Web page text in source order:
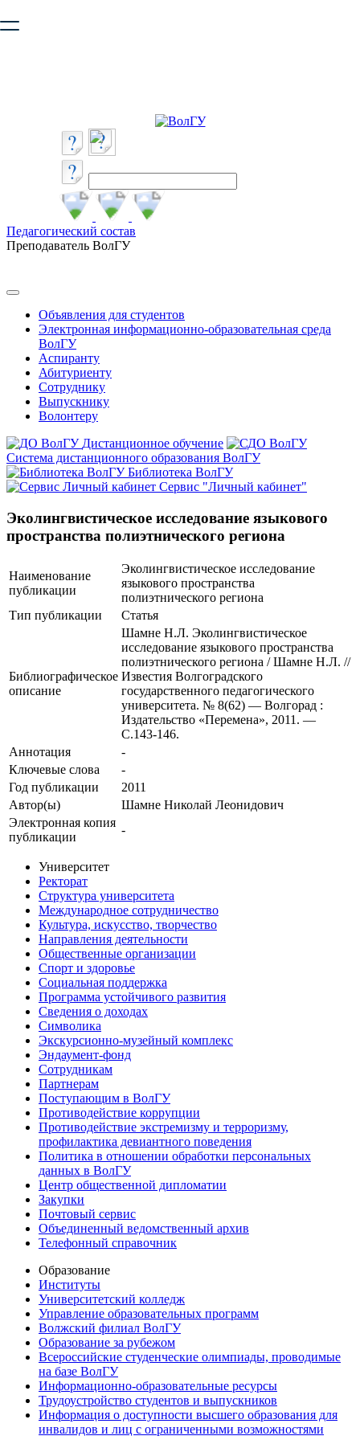
безопасную работу с сайтом. Пожалуйста
Педагогический состав
Преподаватель ВолГУ
Объявления для студентов
Электронная информационно-образовательная среда
ВолГУ
Аспиранту
Абитуриенту
Сотруднику
Выпускнику
Волонтеру
Дистанционное обучение
Система дистанционного образования ВолГУ
Библиотека ВолГУ
Сервис "Личный кабинет"
Эколингвистическое исследование языкового
пространства полиэтнического региона
Наименование
публикации
Эколингвистическое исследование
языкового пространства
полиэтнического региона
Тип публикации
Статья
Библиографическое
описание
Шамне Н.Л. Эколингвистическое
исследование языкового пространства
полиэтнического региона / Шамне Н.Л. //
Известия Волгоградского
государственного педагогического
университета. № 8(62) — Волгорад :
Издательство «Перемена», 2011. —
С.143-146.
Аннотация
-
Ключевые cлова
-
Год публикации
2011
Автор(ы)
Шамне Николай Леонидович
Электронная копия
публикации
-
Университет
Ректорат
Структура университета
Международное сотрудничество
Культура, искусство, творчество
Направления деятельности
Общественные организации
Спорт и здоровье
Социальная поддержка
Программа устойчивого развития
Сведения о доходах
Символика
Экскурсионно-музейный комплекс
Эндаумент-фонд
Сотрудникам
Партнерам
Поступающим в ВолГУ
Противодействие коррупции
Противодействие экстремизму и терроризму,
профилактика девиантного поведения
Политика в отношении обработки персональных
данных в ВолГУ
Центр общественной дипломатии
Закупки
Почтовый сервис
Объединенный ведомственный архив
Телефонный справочник
Образование
Институты
Университетский колледж
Управление образовательных программ
Волжский филиал ВолГУ
Образование за рубежом
Всероссийские студенческие олимпиады, проводимые
на базе ВолГУ
Информационно-образовательные ресурсы
Трудоустройство студентов и выпускников
Информация о доступности высшего образования для
инвалидов и лиц с ограниченными возможностями